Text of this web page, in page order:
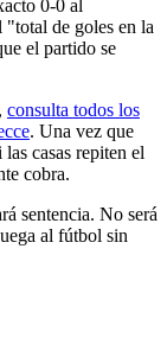
0-0 al
"total de goles en la
el partido se
consulta todos los
. Una vez que
casas repiten el
cobra.
sentencia. No será
al fútbol sin